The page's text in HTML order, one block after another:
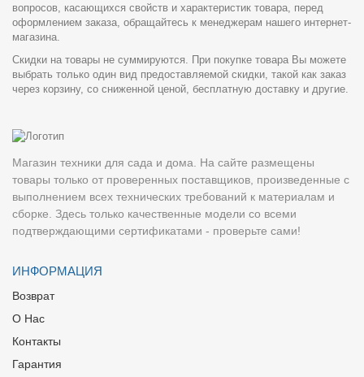
вопросов, касающихся свойств и характеристик товара, перед
оформлением заказа, обращайтесь к менеджерам нашего интернет-
магазина.
Скидки на товары не суммируются. При покупке товара Вы можете
выбрать только один вид предоставляемой скидки, такой как заказ
через корзину, со сниженной ценой, бесплатную доставку и другие.
Магазин техники для сада и дома. На сайте размещены
товары только от проверенных поставщиков, произведенные с
выполнением всех технических требований к материалам и
сборке. Здесь только качественные модели со всеми
подтверждающими сертификатами - проверьте сами!
ИНФОРМАЦИЯ
Возврат
О Нас
Контакты
Гарантия